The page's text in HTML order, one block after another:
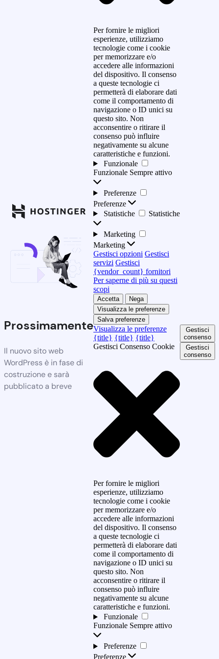
Prossimamente
Il nuovo sito web
WordPress è in fase di
costruzione e sarà
pubblicato a breve
Per fornire le migliori
esperienze, utilizziamo
tecnologie come i cookie
per memorizzare e/o
accedere alle informazioni
del dispositivo. Il consenso
a queste tecnologie ci
permetterà di elaborare dati
come il comportamento di
navigazione o ID unici su
questo sito. Non
acconsentire o ritirare il
consenso può influire
negativamente su alcune
caratteristiche e funzioni.
Funzionale
Funzionale Sempre attivo
Preferenze
Preferenze
Statistiche
Statistiche
Marketing
Marketing
Gestisci opzioni Gestisci
servizi Gestisci
{vendor_count} fornitori
Per saperne di più su questi
scopi
Accetta
Nega
Visualizza le preferenze
Salva preferenze
Visualizza le preferenze
{title} {title} {title}
Gestisci Consenso Cookie
Per fornire le migliori
esperienze, utilizziamo
tecnologie come i cookie
per memorizzare e/o
accedere alle informazioni
del dispositivo. Il consenso
a queste tecnologie ci
permetterà di elaborare dati
come il comportamento di
navigazione o ID unici su
questo sito. Non
acconsentire o ritirare il
consenso può influire
negativamente su alcune
caratteristiche e funzioni.
Funzionale
Funzionale Sempre attivo
Preferenze
Preferenze
Gestisci
consenso
Gestisci
consenso